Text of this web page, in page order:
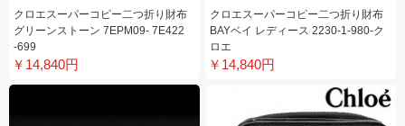
クロエスーパーコピー二つ折り財布
グリーンストーン 7EPM09- 7E422
-699
￥14,840円
クロエスーパーコピー二つ折り財布
BAYベイ レディース 2230-1-980-ク
ロエ
￥14,840円